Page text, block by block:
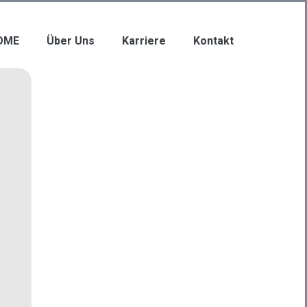
Über Uns Karriere Kontakt